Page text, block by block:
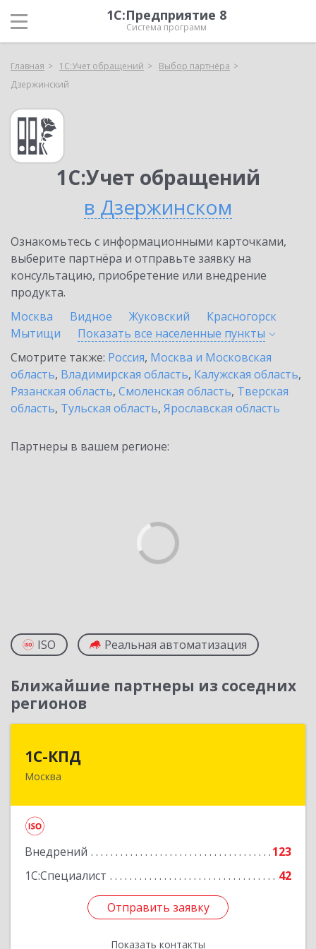
1С:Предприятие 8
Система программ
Главная 1С:Учет обращений
Выбор партнёра
Дзержинский
1С:Учет обращений
в Дзержинском
Ознакомьтесь с информационными карточками,
выберите партнёра и отправьте заявку на
консультацию, приобретение или внедрение
продукта.
Москва
Видное Жуковский
Красногорск
Мытищи
Показать все населенные пункты
Смотрите также: Россия, Москва и Московская
область, Владимирская область, Калужская область,
Рязанская область, Смоленская область, Тверская
область, Тульская область, Ярославская область
Партнеры в вашем регионе:
ISO Реальная автоматизация
Ближайшие партнеры из соседних
регионов
1С-КПД
Москва
Внедрений
123
1С:Специалист
42
Отправить заявку
Показать контакты
109147, Москва г, Воронцовская ул, дом №
Отправить заявку
Назад